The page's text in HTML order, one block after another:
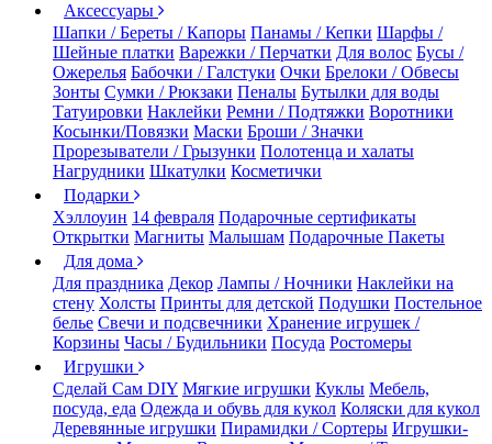
Аксессуары
Шапки / Береты / Капоры Панамы / Кепки Шарфы /
Шейные платки Варежки / Перчатки Для волос Бусы /
Ожерелья Бабочки / Галстуки Очки Брелоки / Обвесы
Зонты Сумки / Рюкзаки Пеналы Бутылки для воды
Татуировки Наклейки Ремни / Подтяжки Воротники
Косынки/Повязки Маски Броши / Значки
Прорезыватели / Грызунки Полотенца и халаты
Нагрудники Шкатулки Косметички
Подарки
Хэллоуин 14 февраля Подарочные сертификаты
Открытки Магниты Малышам Подарочные Пакеты
Для дома
Для праздника Декор Лампы / Ночники Наклейки на
стену Холсты Принты для детской Подушки Постельное
белье Свечи и подсвечники Хранение игрушек /
Корзины Часы / Будильники Посуда Ростомеры
Игрушки
Сделай Сам DIY Мягкие игрушки Куклы Мебель,
посуда, еда Одежда и обувь для кукол Коляски для кукол
Деревянные игрушки Пирамидки / Сортеры Игрушки-